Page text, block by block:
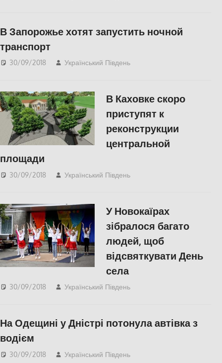
В Запорожье хотят запустить ночной
транспорт
30/09/2018 Український Південь
В Каховке скоро
приступят к
реконструкции
центральной
площади
30/09/2018 Український Південь
У Новокаїрах
зібралося багато
людей, щоб
відсвяткувати День
села
30/09/2018 Український Південь
На Одещині у Дністрі потонула автівка з
водієм
30/09/2018 Український Південь